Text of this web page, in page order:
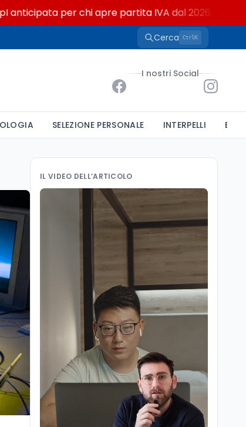
per chi apre partita IVA dal 2026
Cerca CtrlK
I nostri Social
SELEZIONE PERSONALE INTERPELLI
IL VIDEO DELL’ARTICOLO
Scuola8 ago
Primo giorno di scuola
2026/2027, tra Nuove
Indicazioni e 8 date